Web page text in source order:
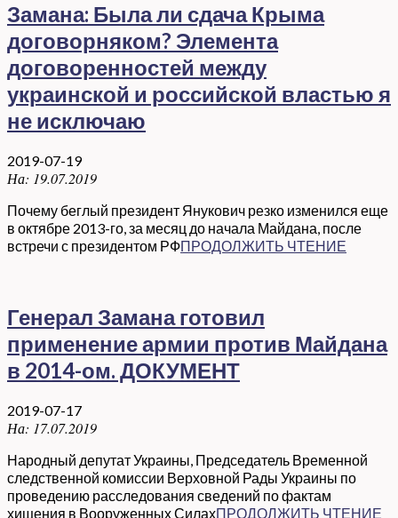
Замана: Была ли сдача Крыма
договорняком? Элемента
договоренностей между
украинской и российской властью я
не исключаю
2019-07-19
На: 19.07.2019
Почему беглый президент Янукович резко изменился еще
в октябре 2013-го, за месяц до начала Майдана, после
встречи с президентом РФПРОДОЛЖИТЬ ЧТЕНИЕ
Генерал Замана готовил
применение армии против Майдана
в 2014-ом. ДОКУМЕНТ
2019-07-17
На: 17.07.2019
Народный депутат Украины, Председатель Временной
следственной комиссии Верховной Рады Украины по
проведению расследования сведений по фактам
хищения в Вооруженных СилахПРОДОЛЖИТЬ ЧТЕНИЕ